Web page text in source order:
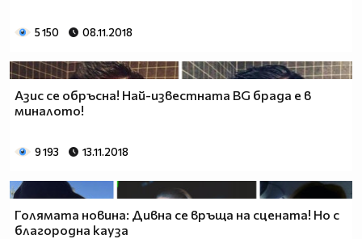
5 150 08.11.2018
Азис се обръсна! Най-известната BG брада е в
миналото!
9 193 13.11.2018
Голямата новина: Дивна се връща на сцената! Но с
благородна кауза